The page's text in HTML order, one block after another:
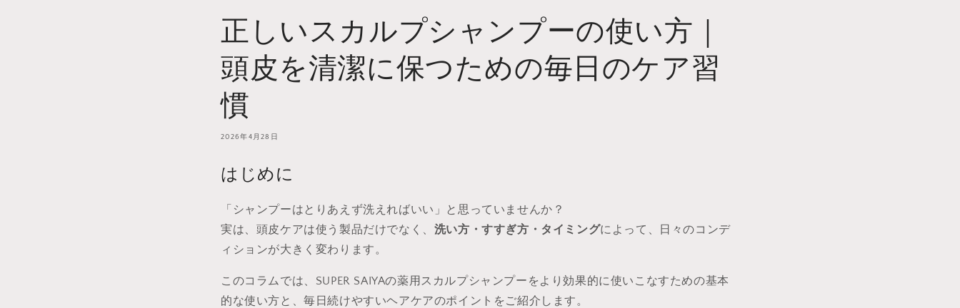
正しいスカルプシャンプーの使い方｜
頭皮を清潔に保つための毎日のケア習
慣
2026年4月28日
はじめに
「シャンプーはとりあえず洗えればいい」と思っていませんか？
実は、頭皮ケアは使う製品だけでなく、 洗い方・すすぎ方・タイミングによって、日々のコンデ
ィションが大きく変わります。
このコラムでは、SUPER SAIYAの薬用スカルプシャンプーをより効果的に使いこなすための基本
的な使い方と、毎日続けやすいヘアケアのポイントをご紹介します。